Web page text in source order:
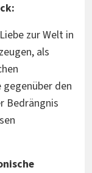
zur Welt in
als
den
Bedrängnis